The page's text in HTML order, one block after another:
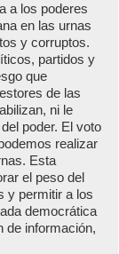
a los poderes
en las urnas
y corruptos.
partidos y
que
de las
ni le
poder. El voto
realizar
Esta
el peso del
y permitir a los
democrática
de información,